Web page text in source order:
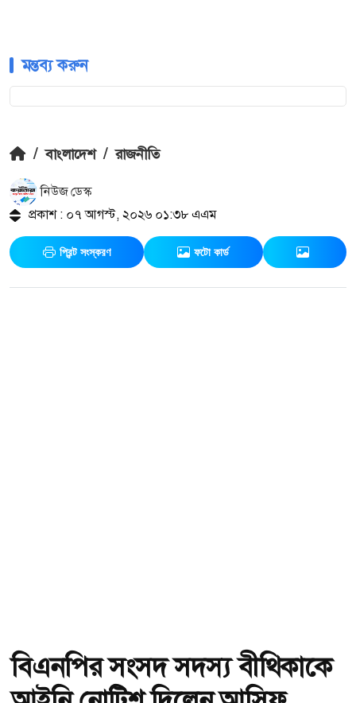
মন্তব্য করুন
/ বাংলাদেশ / রাজনীতি
নিউজ ডেস্ক
প্রকাশ : ০৭ আগস্ট, ২০২৬ ০১:৩৮ এএম
প্রিন্ট সংস্করণ ফটো কার্ড
বিএনপির সংসদ সদস্য বীথিকাকে